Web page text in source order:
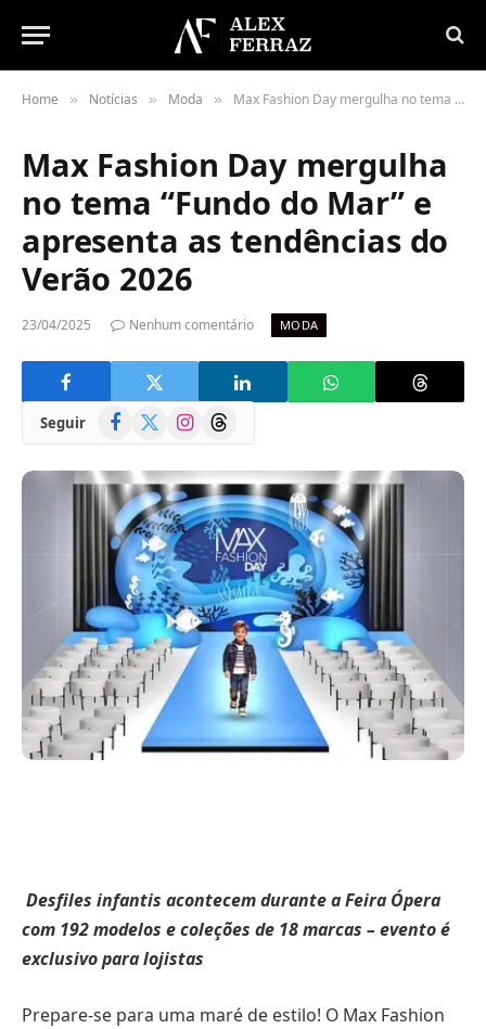
Home » Notícias » Moda » Max Fashion Day mergulha no tema “Fundo do Mar” e apresenta as tendências do Verão 2026
Max Fashion Day mergulha
no tema “Fundo do Mar” e
apresenta as tendências do
Verão 2026
23/04/2025 Nenhum comentário MODA
Seguir Facebook
(Twitter)
InstagramThreads
Desfiles infantis acontecem durante a Feira Ópera
com 192 modelos e coleções de 18 marcas – evento é
exclusivo para lojistas
Prepare-se para uma maré de estilo! O Max Fashion